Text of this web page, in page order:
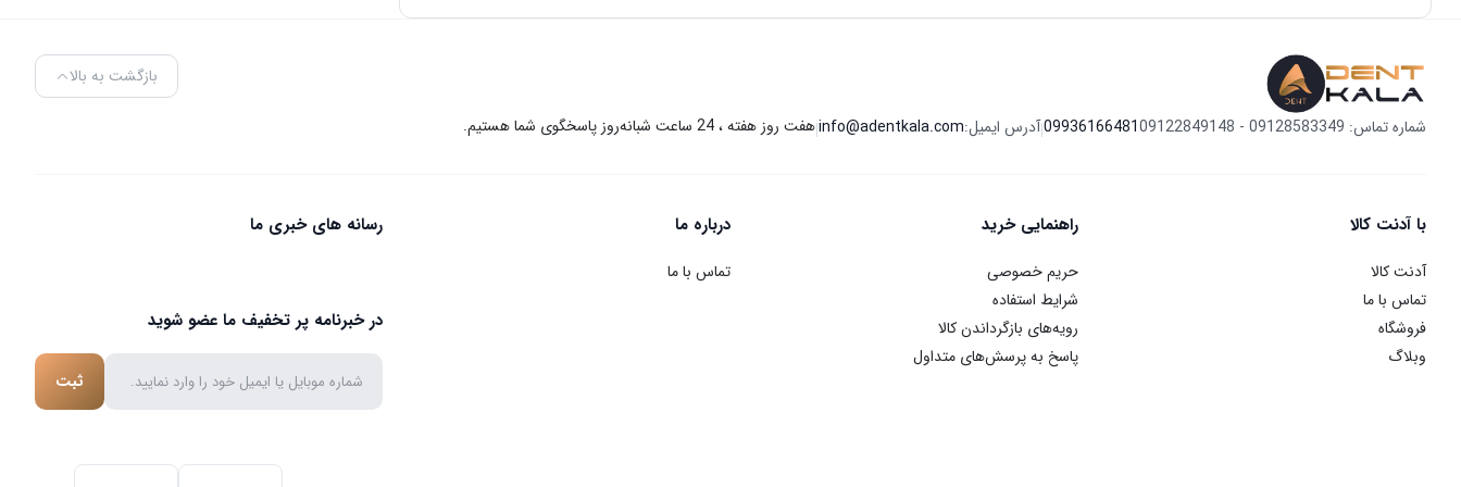
شماره تماس: 09128583349 - 09122849148 09936166481
|آدرس ایمیل:info@adentkala.com
|هفت روز هفته ، 24 ساعت شبانه‌روز پاسخگوی شما هستیم.
بازگشت به بالا
با آدنت کالا
آدنت کالا
تماس با ما
فروشگاه
وبلاگ
راهنمایی خرید
حریم خصوصی
شرایط استفاده
رویه‌های بازگرداندن کالا
پاسخ به پرسش‌های متداول
درباره ما
تماس با ما
رسانه های خبری ما
در خبرنامه پر تخفیف ما عضو شوید
ثبت